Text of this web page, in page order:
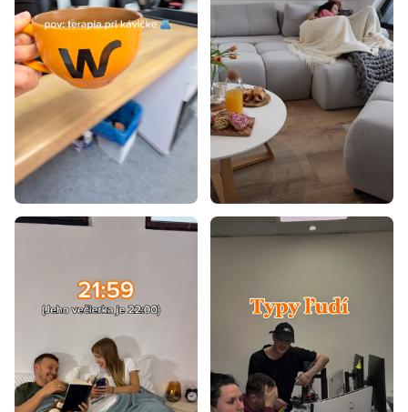
Postele 200x200
Postele 80x200
Postele 90x195
Postele 70x140
Postele 80x160
Postele 90x180
Postele 100x200
Postele 80x195
Postele 80x180
Postele 85x200
Postele z masívu
Dizajnové postele